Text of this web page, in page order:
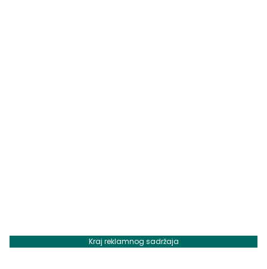
Kraj reklamnog sadržaja